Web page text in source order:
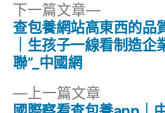
文
章
導 上一篇文章
下一篇文章
下
一
篇
查包養網站高東西的品
｜生孩子一線看制造企
聯”_中國網